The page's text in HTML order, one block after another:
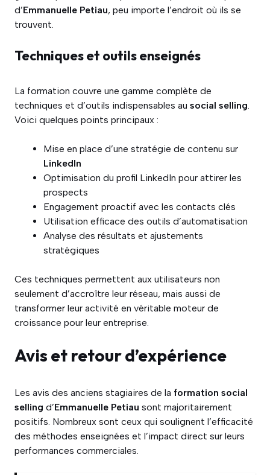
d’Emmanuelle Petiau, peu importe l’endroit où ils se
trouvent.
Techniques et outils enseignés
La formation couvre une gamme complète de
techniques et d’outils indispensables au social selling.
Voici quelques points principaux :
Mise en place d’une stratégie de contenu sur
LinkedIn
Optimisation du profil LinkedIn pour attirer les
prospects
Engagement proactif avec les contacts clés
Utilisation efficace des outils d’automatisation
Analyse des résultats et ajustements
stratégiques
Ces techniques permettent aux utilisateurs non
seulement d’accroître leur réseau, mais aussi de
transformer leur activité en véritable moteur de
croissance pour leur entreprise.
Avis et retour d’expérience
Les avis des anciens stagiaires de la formation social
selling d’Emmanuelle Petiau sont majoritairement
positifs. Nombreux sont ceux qui soulignent l’efficacité
des méthodes enseignées et l’impact direct sur leurs
performances commerciales.